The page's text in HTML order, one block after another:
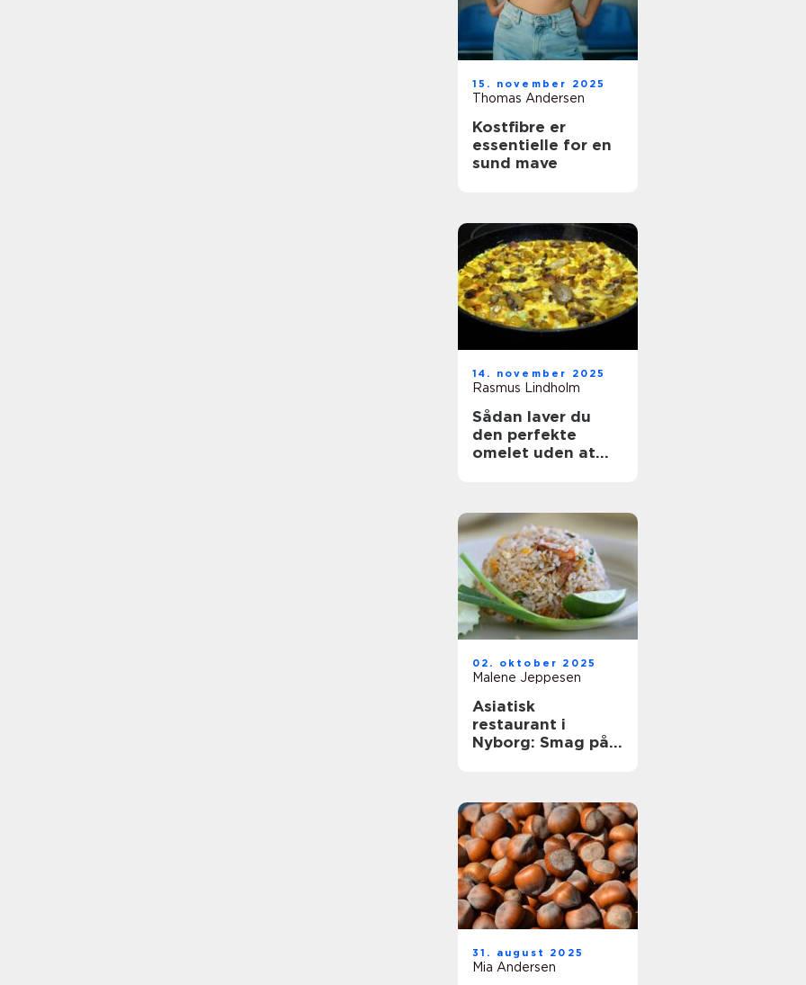
15. november 2025
Thomas Andersen
Kostfibre er
essentielle for en
sund mave
14. november 2025
Rasmus Lindholm
Sådan laver du
den perfekte
omelet uden at
02. oktober 2025
Malene Jeppesen
Asiatisk
restaurant i
Nyborg: Smag på
31. august 2025
Mia Andersen